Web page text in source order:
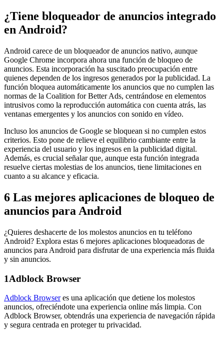
¿Tiene bloqueador de anuncios integrado
en Android?
Android carece de un bloqueador de anuncios nativo, aunque
Google Chrome incorpora ahora una función de bloqueo de
anuncios. Esta incorporación ha suscitado preocupación entre
quienes dependen de los ingresos generados por la publicidad. La
función bloquea automáticamente los anuncios que no cumplen las
normas de la Coalition for Better Ads, centrándose en elementos
intrusivos como la reproducción automática con cuenta atrás, las
ventanas emergentes y los anuncios con sonido en vídeo.
Incluso los anuncios de Google se bloquean si no cumplen estos
criterios. Esto pone de relieve el equilibrio cambiante entre la
experiencia del usuario y los ingresos en la publicidad digital.
Además, es crucial señalar que, aunque esta función integrada
resuelve ciertas molestias de los anuncios, tiene limitaciones en
cuanto a su alcance y eficacia.
6 Las mejores aplicaciones de bloqueo de
anuncios para Android
¿Quieres deshacerte de los molestos anuncios en tu teléfono
Android? Explora estas 6 mejores aplicaciones bloqueadoras de
anuncios para Android para disfrutar de una experiencia más fluida
y sin anuncios.
1Adblock Browser
Adblock Browseres una aplicación que detiene los molestos
anuncios, ofreciéndote una experiencia online más limpia. Con
Adblock Browser, obtendrás una experiencia de navegación rápida
y segura centrada en proteger tu privacidad.